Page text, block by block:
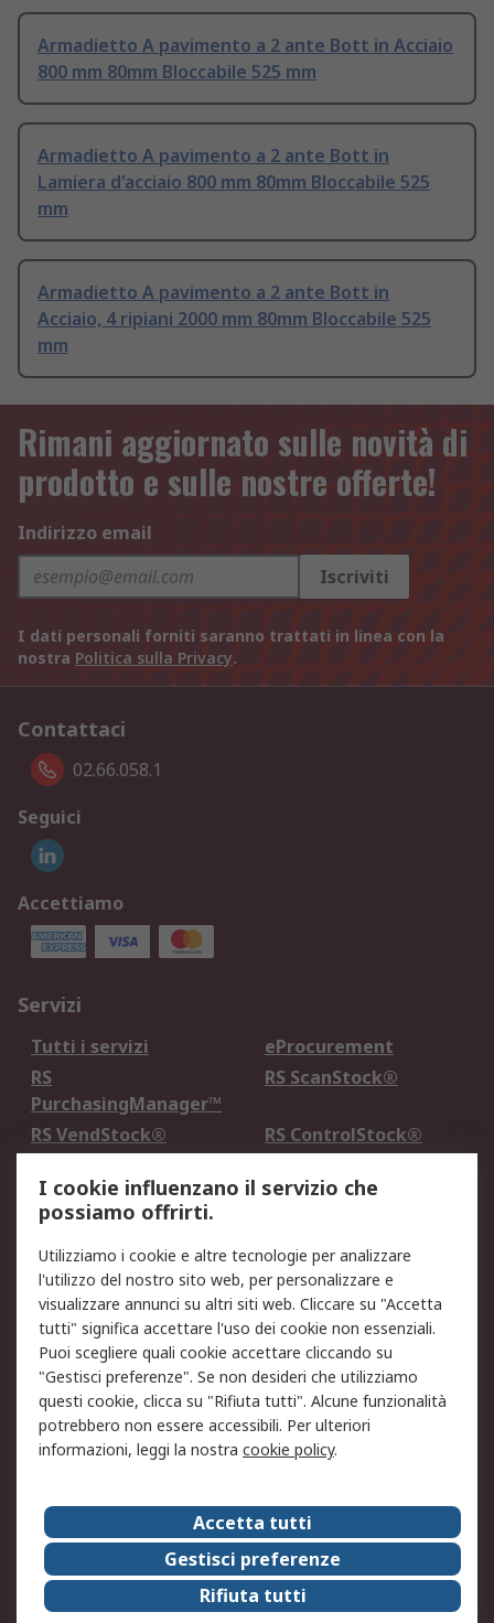
Armadietto A pavimento a 2 ante Bott in Acciaio
800 mm 80mm Bloccabile 525 mm
Armadietto A pavimento a 2 ante Bott in
Lamiera d'acciaio 800 mm 80mm Bloccabile 525
mm
Armadietto A pavimento a 2 ante Bott in
Acciaio, 4 ripiani 2000 mm 80mm Bloccabile 525
mm
Rimani aggiornato sulle novità di
prodotto e sulle nostre offerte!
Indirizzo email
Iscriviti
I dati personali forniti saranno trattati in linea con la
nostra Politica sulla Privacy.
Contattaci
02.66.058.1
Seguici
Accettiamo
Servizi
Tutti i servizi
eProcurement
RS
PurchasingManager™
RS ScanStock®
RS VendStock®
RS ControlStock®
Legale
Informativa Cookie
Informativa Privacy -
Aggiornata
Email Security
Termini d'uso
Condizioni di vendita
Condizioni generali di
servizio
Etica e responsabilità
Chi Siamo
Chi Siamo
Contattaci
Supporto
ESG
Carriere
RS Group
Press Centre
Discovery: il Blog di RS
I cookie influenzano il servizio che
possiamo offrirti.
Utilizziamo i cookie e altre tecnologie per analizzare
l'utilizzo del nostro sito web, per personalizzare e
visualizzare annunci su altri siti web. Cliccare su "Accetta
tutti" significa accettare l'uso dei cookie non essenziali.
Puoi scegliere quali cookie accettare cliccando su
"Gestisci preferenze". Se non desideri che utilizziamo
questi cookie, clicca su "Rifiuta tutti". Alcune funzionalità
potrebbero non essere accessibili. Per ulteriori
informazioni, leggi la nostra cookie policy.
Accetta tutti
Gestisci preferenze
Rifiuta tutti